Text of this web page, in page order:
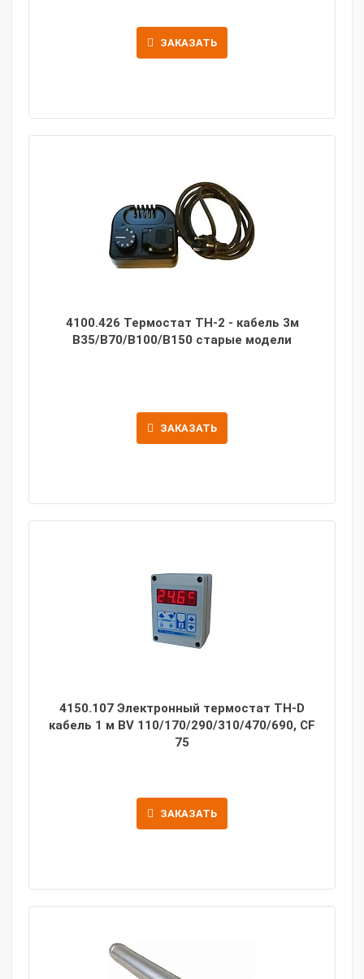
ЗАКАЗАТЬ
4100.426 Термостат TH-2 - кабель 3м
B35/B70/B100/B150 старые модели
ЗАКАЗАТЬ
4150.107 Электронный термостат TH-D
кабель 1 м BV 110/170/290/310/470/690, CF
75
ЗАКАЗАТЬ